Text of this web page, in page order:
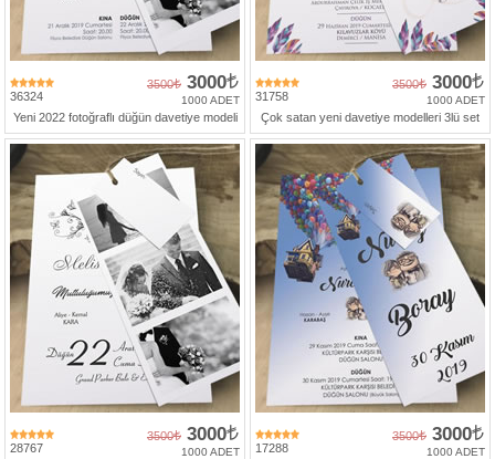
Gerçek
Müşteri
Yorumları
Yeni
Davetiye
Sözleri
Simay
Davetiye
Biz
kimiz?
İletişim
0533
427
46
29
36324
3500 3000
1000 ADET
Yeni 2022 fotoğraflı düğün davetiye modeli
31758
3500 3000
1000 ADET
Çok satan yeni davetiye modelleri 3lü set
28767
3500 3000
1000 ADET 17288
3500 3000
1000 ADET